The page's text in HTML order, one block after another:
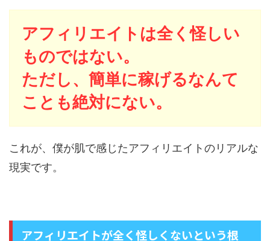
アフィリエイトは全く怪しい
ものではない。
ただし、簡単に稼げるなんて
ことも絶対にない。
これが、僕が肌で感じたアフィリエイトのリアルな
現実です。
アフィリエイトが全く怪しくないという根